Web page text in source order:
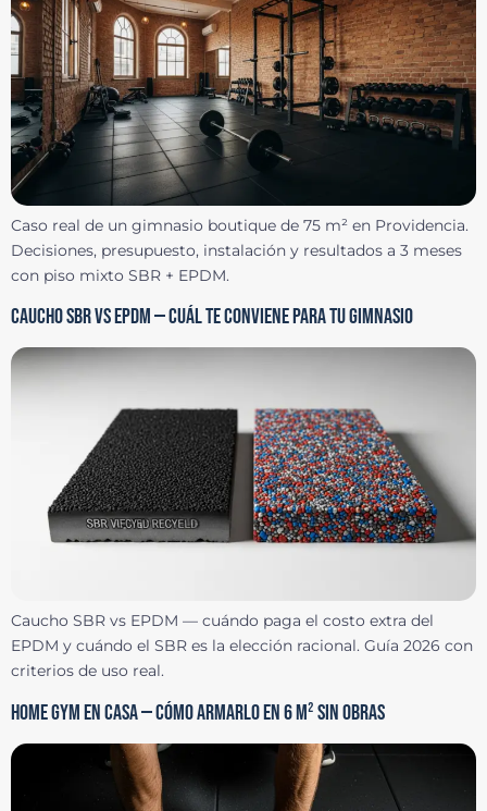
Caso real de un gimnasio boutique de 75 m² en Providencia.
Decisiones, presupuesto, instalación y resultados a 3 meses
con piso mixto SBR + EPDM.
CAUCHO SBR VS EPDM — CUÁL TE CONVIENE PARA TU GIMNASIO
Caucho SBR vs EPDM — cuándo paga el costo extra del
EPDM y cuándo el SBR es la elección racional. Guía 2026 con
criterios de uso real.
HOME GYM EN CASA — CÓMO ARMARLO EN 6 M² SIN OBRAS